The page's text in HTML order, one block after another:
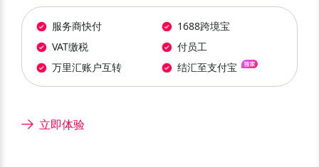
服务商快付
1688跨境宝
VAT缴税
付员工
万里汇账户互转
结汇至支付宝
立即体验